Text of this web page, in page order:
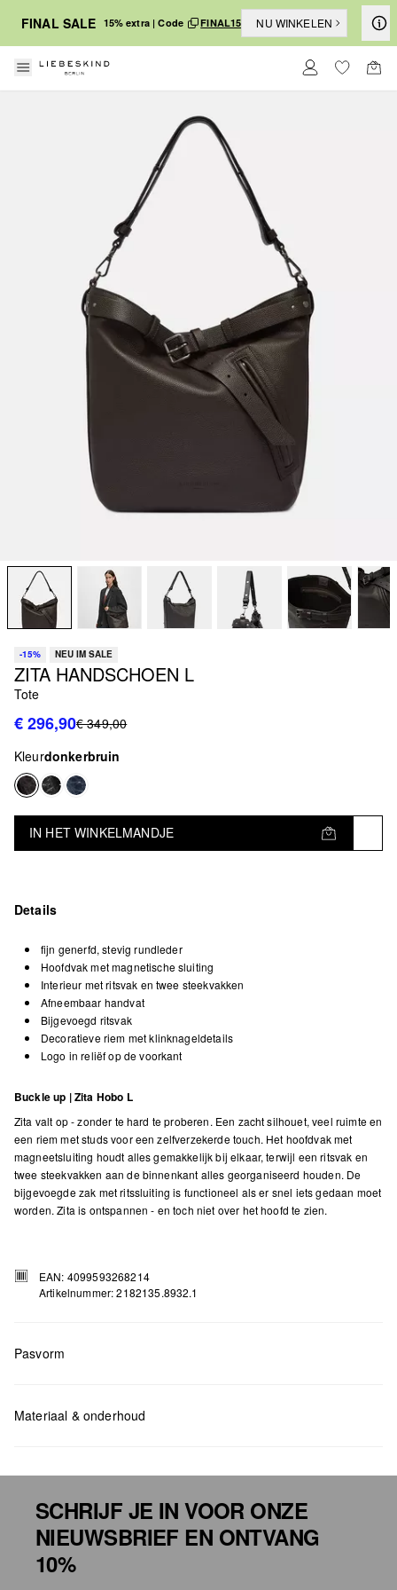
FINAL SALE 15% extra | Code FINAL15 NU WINKELEN
-15% NEU IM SALE
ZITA HANDSCHOEN L
Tote
€ 296,90€ 349,00
Kleurdonkerbruin
IN HET WINKELMANDJE
Details
fijn generfd, stevig rundleder
Hoofdvak met magnetische sluiting
Interieur met ritsvak en twee steekvakken
Afneembaar handvat
Bijgevoegd ritsvak
Decoratieve riem met klinknageldetails
Logo in reliëf op de voorkant
Buckle up | Zita Hobo L
Zita valt op - zonder te hard te proberen. Een zacht silhouet, veel ruimte en
een riem met studs voor een zelfverzekerde touch. Het hoofdvak met
magneetsluiting houdt alles gemakkelijk bij elkaar, terwijl een ritsvak en
twee steekvakken aan de binnenkant alles georganiseerd houden. De
bijgevoegde zak met ritssluiting is functioneel als er snel iets gedaan moet
worden. Zita is ontspannen - en toch niet over het hoofd te zien.
EAN: 4099593268214
Artikelnummer: 2182135.8932.1
Pasvorm
Materiaal & onderhoud
Niet geschikt voor de droger
SCHRIJF JE IN VOOR ONZE
NIEUWSBRIEF EN ONTVANG
10%